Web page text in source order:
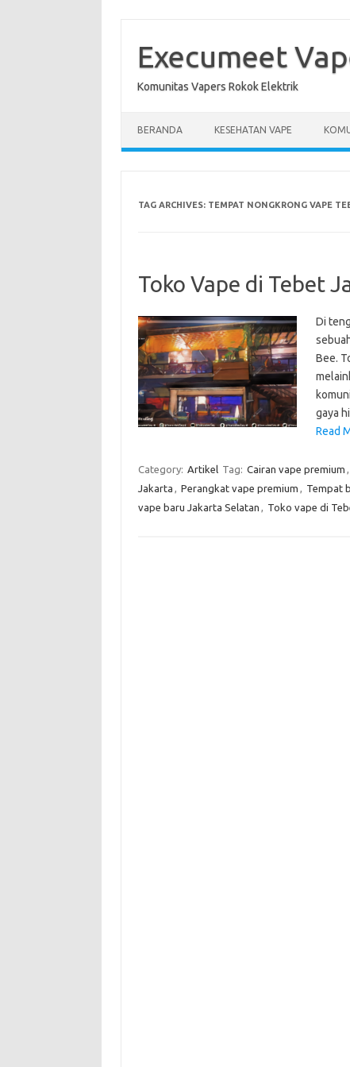
contentExecumeet
Komunitas Vapers Rokok Elektrik
BERANDA KESEHATAN VAPE
TAG ARCHIVES: TEMPAT NONGKRONG VAPE
Toko Vape di Tebet
Di
Bee.
gaya
Read
Category: Artikel Tag: Cairan vape premium ,
Jakarta , Perangkat vape premium , Tempat
vape baru Jakarta Selatan , Toko vape di